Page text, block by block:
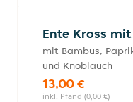
Ente Kross
mit Bambus,
und Knoblauch
13,00 €
inkl. Pfand (0,00 €)